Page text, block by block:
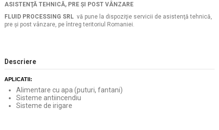
ASISTENŢĂ TEHNICĂ, PRE ŞI POST VÂNZARE
FLUID PROCESSING SRL vă pune la dispoziţie servicii de asistenţă tehnică,
pre şi post vânzare, pe întreg teritoriul Romaniei.
Descriere
APLICATII:
Alimentare cu apa (puturi, fantani)
Sisteme antiincendiu
Sisteme de irigare